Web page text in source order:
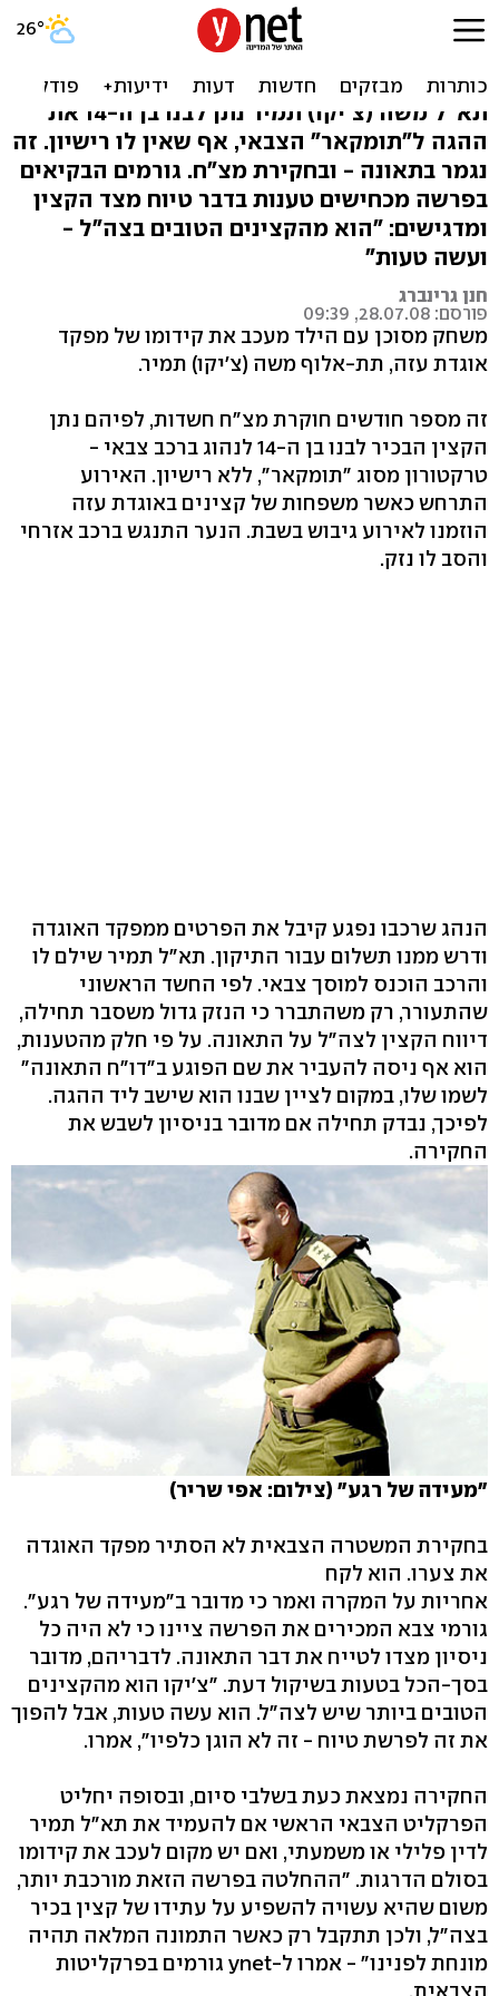
קידום בסכנה: האוגדונר נתן
לבנו לנהוג בטרקטורון
תא"ל משה (צ'יקו) תמיר נתן לבנו בן ה-14 את
ההגה ל"תומקאר" הצבאי, אף שאין לו רישיון. זה
נגמר בתאונה - ובחקירת מצ"ח. גורמים הבקיאים
בפרשה מכחישים טענות בדבר טיוח מצד הקצין
ומדגישים: "הוא מהקצינים הטובים בצה"ל -
ועשה טעות"
חנן גרינברג
פורסם: 28.07.08, 09:39
משחק מסוכן עם הילד מעכב את קידומו של מפקד
אוגדת עזה, תת-אלוף משה (צ'יקו) תמיר.
זה מספר חודשים חוקרת מצ"ח חשדות, לפיהם נתן
הקצין הבכיר לבנו בן ה-14 לנהוג ברכב צבאי -
טרקטורון מסוג "תומקאר", ללא רישיון. האירוע
התרחש כאשר משפחות של קצינים באוגדת עזה
הוזמנו לאירוע גיבוש בשבת. הנער התנגש ברכב אזרחי
והסב לו נזק.
הנהג שרכבו נפגע קיבל את הפרטים ממפקד האוגדה
ודרש ממנו תשלום עבור התיקון. תא"ל תמיר שילם לו
והרכב הוכנס למוסך צבאי. לפי החשד הראשוני
שהתעורר, רק משהתברר כי הנזק גדול משסבר תחילה,
דיווח הקצין לצה"ל על התאונה. על פי חלק מהטענות,
הוא אף ניסה להעביר את שם הפוגע ב"דו"ח התאונה"
לשמו שלו, במקום לציין שבנו הוא שישב ליד ההגה.
לפיכך, נבדק תחילה אם מדובר בניסיון לשבש את
החקירה.
"מעידה של רגע" (צילום: אפי שריר)
בחקירת המשטרה הצבאית לא הסתיר מפקד האוגדה
את צערו. הוא לקח
אחריות על המקרה ואמר כי מדובר ב"מעידה של רגע".
גורמי צבא המכירים את הפרשה ציינו כי לא היה כל
ניסיון מצדו לטייח את דבר התאונה. לדבריהם, מדובר
בסך-הכל בטעות בשיקול דעת. "צ'יקו הוא מהקצינים
הטובים ביותר שיש לצה"ל. הוא עשה טעות, אבל להפוך
את זה לפרשת טיוח - זה לא הוגן כלפיו", אמרו.
החקירה נמצאת כעת בשלבי סיום, ובסופה יחליט
הפרקליט הצבאי הראשי אם להעמיד את תא"ל תמיר
לדין פלילי או משמעתי, ואם יש מקום לעכב את קידומו
בסולם הדרגות. "ההחלטה בפרשה הזאת מורכבת יותר,
משום שהיא עשויה להשפיע על עתידו של קצין בכיר
בצה"ל, ולכן תתקבל רק כאשר התמונה המלאה תהיה
מונחת לפנינו" - אמרו ל-ynet גורמים בפרקליטות